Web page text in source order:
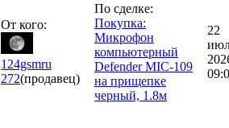
От кого:
124gsmru
272(продавец)
По сделке:
Покупка:
Микрофон
компьютерный
Defender MIC-109
на прищепке
черный, 1.8м
22